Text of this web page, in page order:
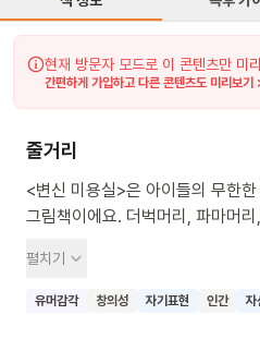
현재 방문자 모드로 이 콘텐츠만 미
간편하게 가입하고 다른 콘텐츠도 미리보기
줄거리
<변신 미용실>은 아이들의 무한
그림책이에요. 더벅머리, 파마머리, 대머리 등 다양한 머리
꽃게, 다람쥐, 상어, 오징어 등 동
살려 손님들의 머리를 세상에 하
펼치기
유머감각 창의성 자기표현 인간 자